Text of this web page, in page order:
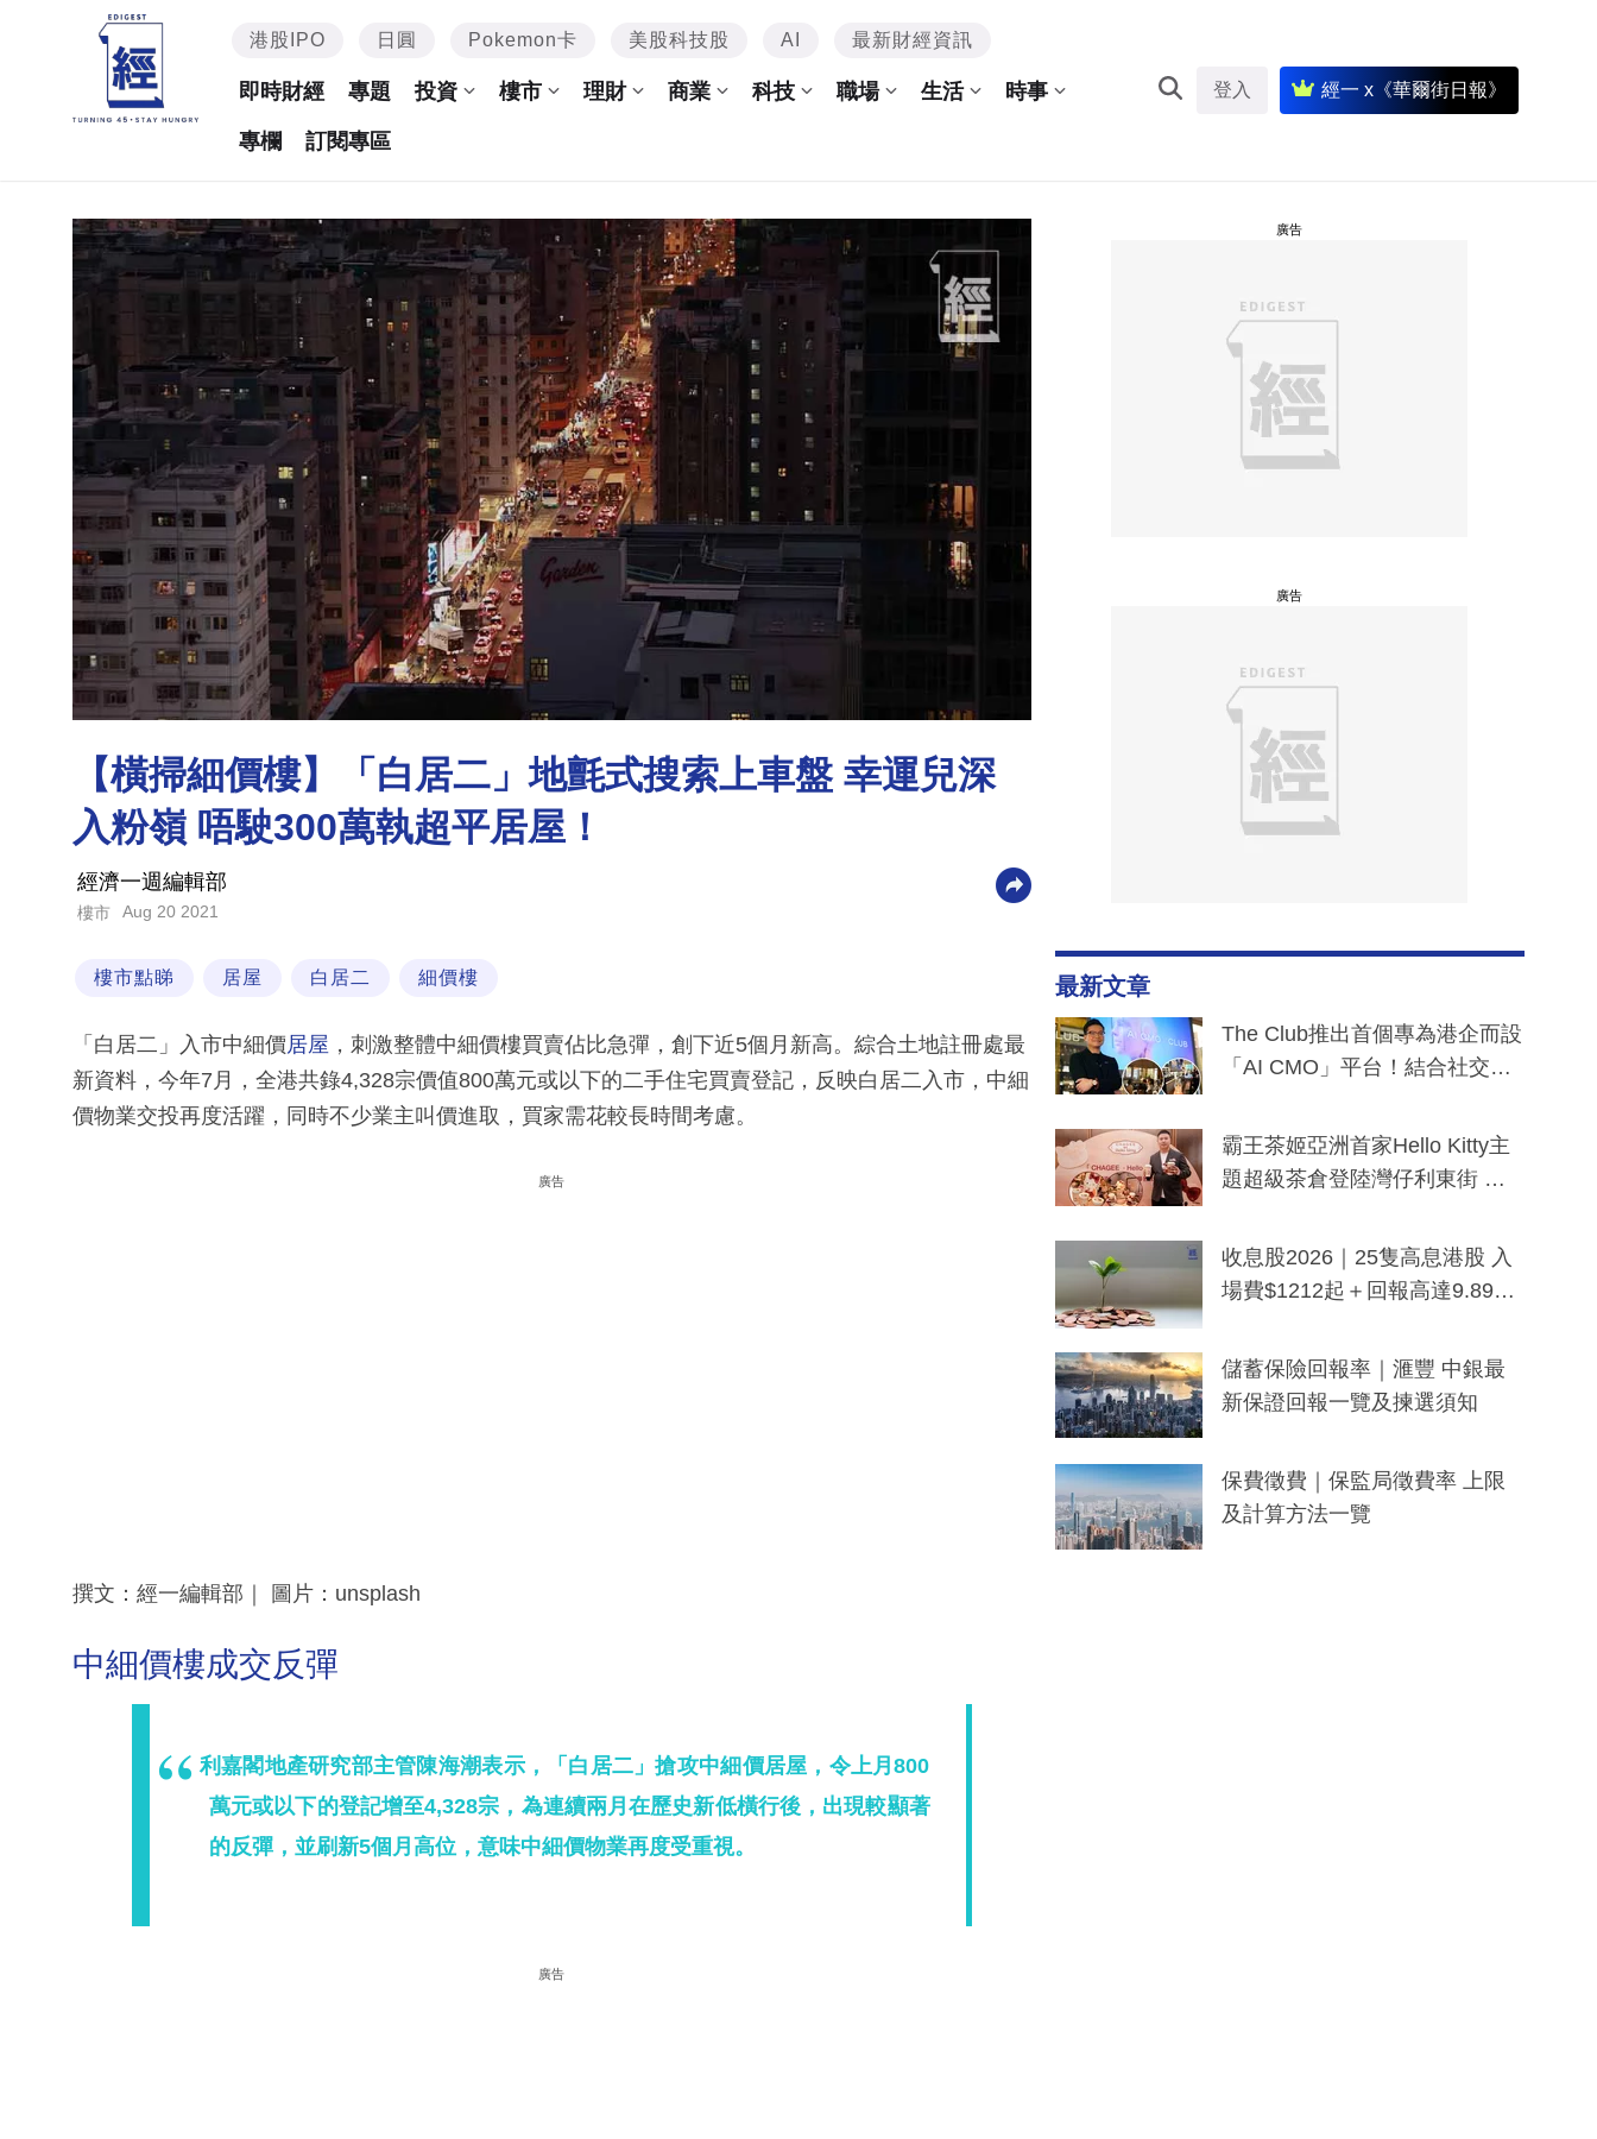
港股IPO 日圓 Pokemon卡 美股科技股 AI 最新財經資訊
即時財經 專題 投資 樓市 理財 商業 科技 職場 生活 時事
專欄 訂閱專區
登入 經一 x《華爾街日報》
【橫掃細價樓】「白居二」地氈式搜索上車盤 幸運兒深
入粉嶺 唔駛300萬執超平居屋！
經濟一週編輯部
樓市 Aug 20 2021
樓市點睇 居屋 白居二 細價樓
「白居二」入市中細價居屋 ，刺激整體中細價樓買賣佔比急彈，創下近5個月新高。綜合土地註冊處最
新資料，今年7月，全港共錄4,328宗價值800萬元或以下的二手住宅買賣登記，反映白居二入市，中細
價物業交投再度活躍，同時不少業主叫價進取，買家需花較長時間考慮。
廣告
撰文：經一編輯部｜ 圖片：unsplash
中細價樓成交反彈
利嘉閣地產研究部主管陳海潮表示，「白居二」搶攻中細價居屋，令上月800
萬元或以下的登記增至4,328宗，為連續兩月在歷史新低橫行後，出現較顯著
的反彈，並刷新5個月高位，意味中細價物業再度受重視。
廣告
廣告
廣告
最新文章
The Club推出首個專為港企而設
「AI CMO」平台！結合社交聆
分鐘生成「貼地」宣傳短片
霸王茶姬亞洲首家Hello Kitty主
題超級茶倉登陸灣仔利東街 推
y及香港限定特調系列
收息股2026｜25隻高息港股 入
場費$1212起＋回報高達9.89
儲蓄保險回報率｜滙豐 中銀最
新保證回報一覽及揀選須知
保費徵費｜保監局徵費率 上限
及計算方法一覽